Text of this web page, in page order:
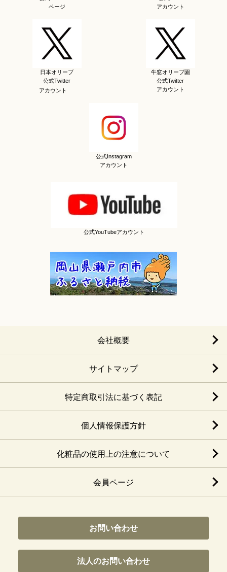
ページ
アカウント
日本オリーブ
公式Twitter
アカウント
牛窓オリーブ園
公式Twitter
アカウント
公式Instagram
アカウント
公式YouTubeアカウント
会社概要
サイトマップ
特定商取引法に基づく表記
個人情報保護方針
化粧品の使用上の注意について
会員ページ
お問い合わせ
法人のお問い合わせ